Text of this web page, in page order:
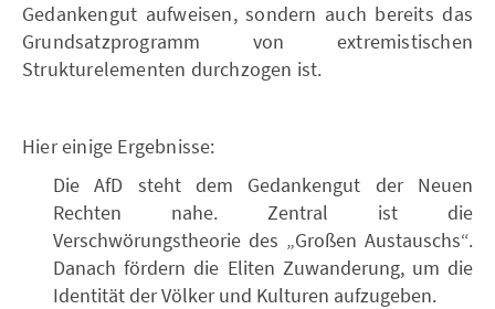
Gedankengut aufweisen, sondern auch bereits das
Grundsatzprogramm von extremistischen
Strukturelementen durchzogen ist.
Hier einige Ergebnisse:
Die AfD steht dem Gedankengut der Neuen
Rechten nahe. Zentral ist die
Verschwörungstheorie des „Großen Austauschs“.
Danach fördern die Eliten Zuwanderung, um die
Identität der Völker und Kulturen aufzugeben.